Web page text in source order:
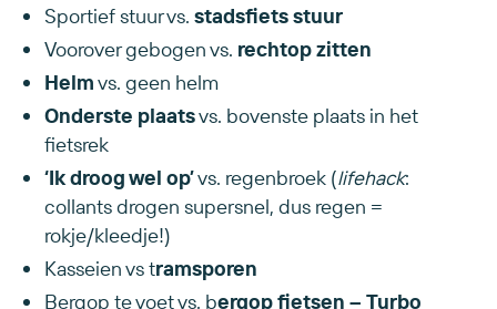
Sportief stuur vs. stadsfiets stuur
Voorover gebogen vs. rechtop zitten
Helmvs. geen helm
Onderste plaatsvs. bovenste plaats in het
fietsrek
‘Ik droog wel op’vs. regenbroek (lifehack:
collants drogen supersnel, dus regen =
rokje/kleedje!)
Kasseien vs tramsporen
Bergop te voet vs. bergop fietsen – Turbo